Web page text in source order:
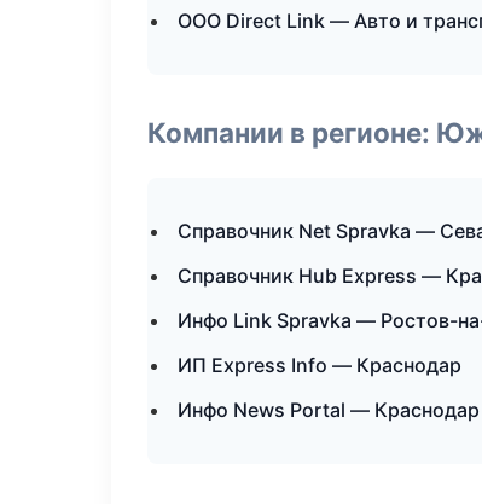
ООО Direct Link — Авто и
Компании в регионе:
Справочник Net Spravka —
Справочник Hub Express —
Инфо Link Spravka — Ростов-
ИП Express Info — Краснодар
Инфо News Portal — Краснодар